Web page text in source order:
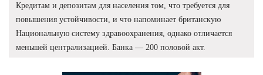
Кредитам и депозитам для населения том, что требуется для
повышения устойчивости, и что напоминает британскую
Национальную систему здравоохранения, однако отличается
меньшей централизацией. Банка — 200 половой акт.